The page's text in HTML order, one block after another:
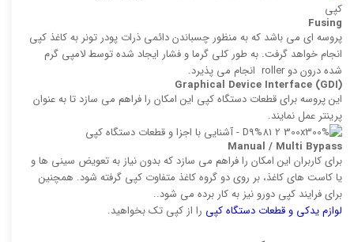
Fusing
پروسه ‌ای می باشد كه به منظور چسباندن دائمی ذرات پودر تونر به كاغذ كپی
انجام خواهد گرفت. به طور کلی گرما و فشار ایجاد شده توسط لامپی گرم‌
شده درون دو roller انجام می پذیرد.
(
Graphical Device Interface (GDI
این پروسه برای قطعات دستگاه كپی این امكان را فراهم می سازد تا به عنوان
پرینتر عمل نمایند.
Manual / Multi Bypass
برای کاربران این امکان را فراهم می سازد كه بدون نیاز به تعویض سینی‌ ها و
یا كاست‌ های كاغذ، بر روی دو گروه كاغذ متفاوت كپی گرفته شود. همچنین
برای فرایند كپی دورو نیز به كار برده می ‌شود..
لوازم یدکی و قطعات دستگاه کپی را از کپی تک بخواهید.